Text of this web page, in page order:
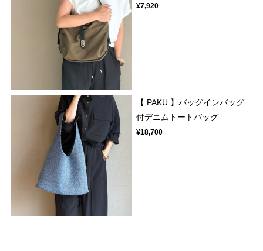
¥7,920
【 PAKU 】バッグインバッグ
付デニムトートバッグ
¥18,700